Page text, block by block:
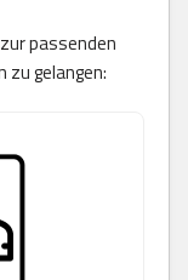
passenden
zu gelangen: